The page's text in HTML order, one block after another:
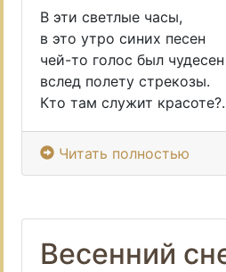
В эти светлые часы,
в это утро синих песен
чей-то голос был чудесен
вслед полету стрекозы.
Кто там служит
Читать полностью
Весенний